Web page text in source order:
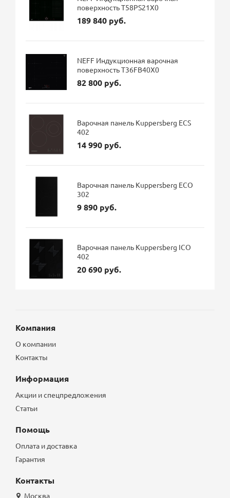
поверхность T58PS21X0
189 840 руб.
NEFF Индукционная варочная
поверхность T36FB40X0
82 800 руб.
Варочная панель Kuppersberg ECS
402
14 990 руб.
Варочная панель Kuppersberg ECO
302
9 890 руб.
Варочная панель Kuppersberg ICO
402
20 690 руб.
Компания
О компании
Контакты
Информация
Акции и спецпредложения
Статьи
Помощь
Оплата и доставка
Гарантия
Контакты
Москва